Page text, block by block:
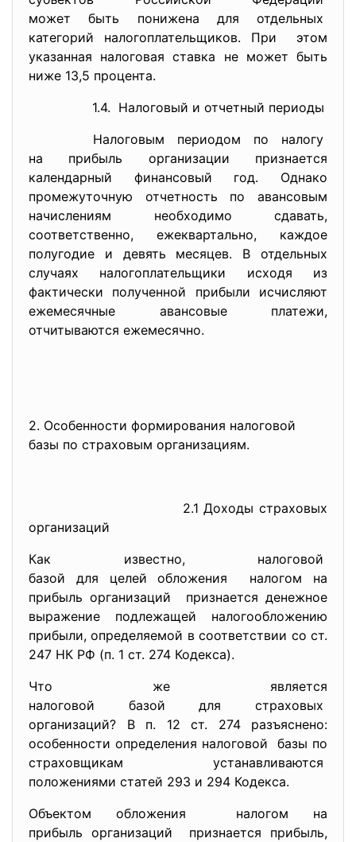
может быть понижена для отдельных
категорий налогоплательщиков. При этом
указанная налоговая ставка не может быть
ниже 13,5 процента.
1.4. Налоговый и отчетный периоды
Налоговым периодом по налогу
на прибыль организации признается
календарный финансовый год. Однако
промежуточную отчетность по авансовым
начислениям необходимо сдавать,
соответственно, ежеквартально, каждое
полугодие и девять месяцев. В отдельных
случаях налогоплательщики исходя из
фактически полученной прибыли исчисляют
ежемесячные авансовые платежи,
отчитываются ежемесячно.
2. Особенности формирования налоговой
базы по страховым организациям.
2.1 Доходы страховых
организаций
Как известно, налоговой
базой для целей обложения налогом на
прибыль организаций признается денежное
выражение подлежащей налогообложению
прибыли, определяемой в соответствии со ст.
247 НК РФ (п. 1 ст. 274 Кодекса).
Что же является
налоговой базой для страховых
организаций? В п. 12 ст. 274 разъяснено:
особенности определения налоговой базы по
страховщикам устанавливаются
положениями статей 293 и 294 Кодекса.
Объектом обложения налогом на
прибыль организаций признается прибыль,